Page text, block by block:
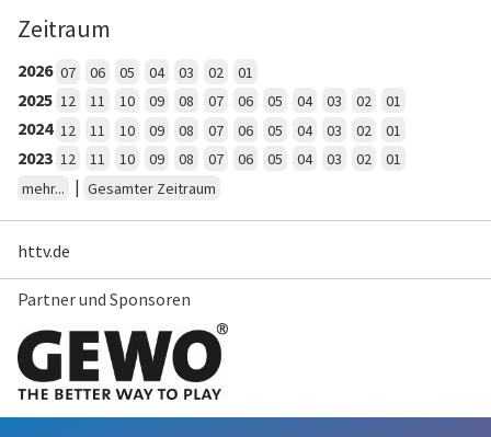
Zeitraum
2026 07 06 05 04 03 02 01
2025 12 11 10 09 08 07 06 05 04 03 02 01
2024 12 11 10 09 08 07 06 05 04 03 02 01
2023 12 11 10 09 08 07 06 05 04 03 02
01
mehr...
| Gesamter Zeitraum
httv.de
Partner und Sponsoren